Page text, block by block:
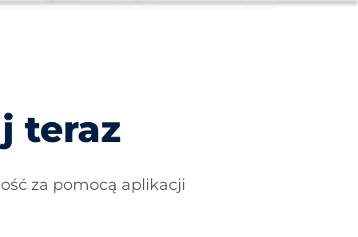
teraz
za pomocą aplikacji